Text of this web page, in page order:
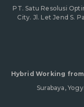
PT. Satu Resolusi
City. Jl. Let Jend S.
Hybrid Working
Surabaya,